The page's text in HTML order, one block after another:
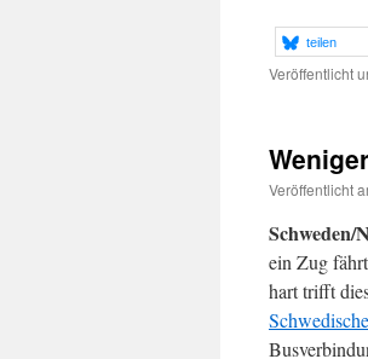
teilen
Veröffentlicht
Veröffentlicht
Schweden/
ein Zug
hart trifft